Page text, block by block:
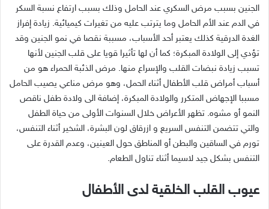
الجنين بسبب مرض السكري عند الحامل وذلك بسبب ارتفاع نسبة السكر
في الدم عند الأم الحامل وما يترتب عليه من تغيرات كيميائية. زيادة إفراز
الغدة الدرقية كذلك يعتبر أحد الأسباب، مسببة نقصا في نمو الجنين وقد
تؤدي إلى الولادة المبكرة؛ كما أن لها تأثيرا قويا على قلب الجنين لأنها
تسبب زيادة نبضات القلب والإسراع منها. مرض الذئبة الحمراء هو من
أسباب أمراض قلب الأطفال أثناء الحمل، وهو مرض مناعي يصيب الحامل
مسببا الإجهاض المتكرر والولادة المبكرة، إضافة الى ولادة طفل ناقص
النمو أو مشوه. تظهر الأعراض خلال السنوات الأولى من حياة الطفل
والتي تتضمن التنفس السريع و ازرقاق لون البشرة، الشخير أثناء التنفس،
تورم في الساقين والبطن أو المناطق حول العينين، وعدم القدرة على
التنفس بشكل جيد لاسيما أثناء تناول الطعام.
عيوب القلب الخلقية لدى الأطفال